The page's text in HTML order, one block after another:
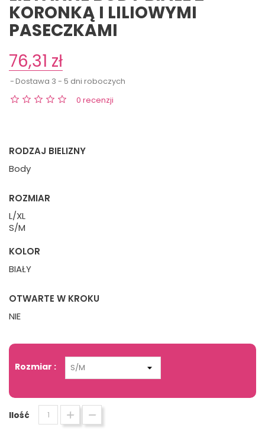
KORONKĄ I LILIOWYMI
PASECZKAMI
76,31 zł
Dostawa 3 - 5 dni roboczych
0 recenzji
RODZAJ BIELIZNY
Body
ROZMIAR
L/XL
S/M
KOLOR
BIAŁY
OTWARTE W KROKU
NIE
Rozmiar :
Ilość